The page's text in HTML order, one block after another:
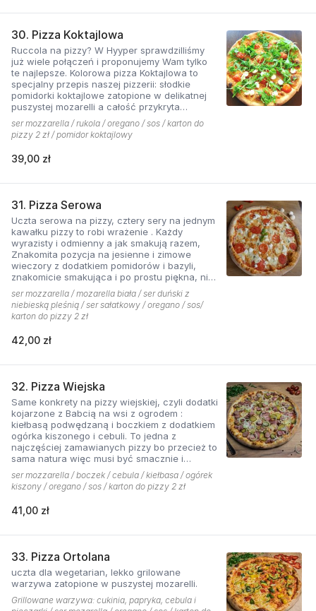
30. Pizza Koktajlowa
Ruccola na pizzy? W Hyyper sprawdzilliśmy
już wiele połączeń i proponujemy Wam tylko
te najlepsze. Kolorowa pizza Koktajlowa to
specjalny przepis naszej pizzerii: słodkie
pomidorki koktajlowe zatopione w delikatnej
puszystej mozarelli a całość przykryta
ostrawą w smaku sałatą! To bardzo włoska w
smaku i wyglądzie pizza.
ser mozzarella / rukola / oregano / sos / karton do
pizzy 2 zł / pomidor koktajlowy
39,00 zł
31. Pizza Serowa
Uczta serowa na pizzy, cztery sery na jednym
kawałku pizzy to robi wrażenie . Każdy
wyrazisty i odmienny a jak smakują razem,
Znakomita pozycja na jesienne i zimowe
wieczory z dodatkiem pomidorów i bazyli,
znakomicie smakująca i po prostu piękna, nie
sposób się oprzeć pokusie .
ser mozzarella / mozarella biała / ser duński z
niebieską pleśnią / ser sałatkowy / oregano / sos/
karton do pizzy 2 zł
42,00 zł
32. Pizza Wiejska
Same konkrety na pizzy wiejskiej, czyli dodatki
kojarzone z Babcią na wsi z ogrodem :
kiełbasą podwędzaną i boczkiem z dodatkiem
ogórka kiszonego i cebuli. To jedna z
najczęściej zamawianych pizzy bo przecież to
sama natura więc musi być smacznie i
naturalne . Najlepsza jest z sosem ostrym
pomidorowym!
ser mozzarella / boczek / cebula / kiełbasa / ogórek
kiszony / oregano / sos / karton do pizzy 2 zł
41,00 zł
33. Pizza Ortolana
uczta dla wegetarian, lekko grilowane
warzywa zatopione w puszystej mozarelli.
Grillowane warzywa: cukinia, papryka, cebula i